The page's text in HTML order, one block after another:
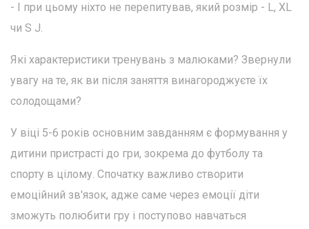
- І при цьому ніхто не перепитував, який розмір - L, XL
чи S J.
Які характеристики тренувань з малюками? Звернули
увагу на те, як ви після заняття винагороджуєте їх
солодощами?
У віці 5-6 років основним завданням є формування у
дитини пристрасті до гри, зокрема до футболу та
спорту в цілому. Спочатку важливо створити
емоційний зв'язок, адже саме через емоції діти
зможуть полюбити гру і поступово навчаться